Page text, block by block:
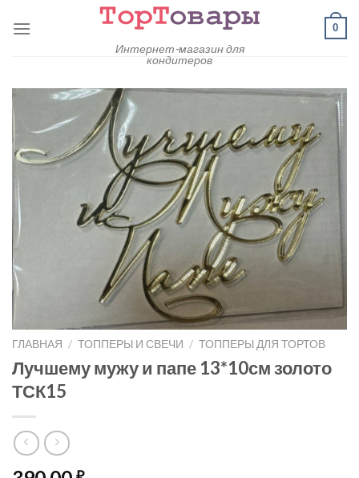
Интернет-магазин для
кондитеров
0
ГЛАВНАЯ / ТОППЕРЫ И СВЕЧИ / ТОППЕРЫ ДЛЯ ТОРТОВ
Лучшему мужу и папе 13*10см золото
ТСК15